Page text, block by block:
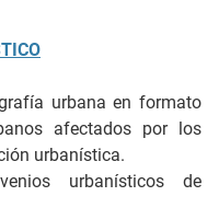
urbana en formato
afectados por los
urbanística.
urbanísticos de